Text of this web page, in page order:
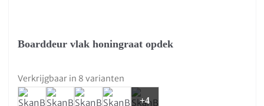
Boarddeur vlak honingraat opdek
Verkrijgbaar in 8 varianten
+4